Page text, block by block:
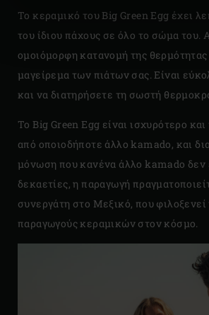
Το κεραμικό του Big Green Egg έχει
του ίδιου πάχους σε όλο το σώμα του.
ομοιόμορφη κατανομή της θερμότητας
μαγείρεμα των πιάτων σας. Είναι
και να διατηρήσετε τη σωστή
Το Big Green Egg είναι ισχυρότερο
από οποιοδήποτε άλλο kamado, και
μόνωση που κανένα άλλο kamado δεν
δεκαετίες, η παραγωγή
συνεργάτη στο Μεξικό, που
παραγωγούς κεραμικών στον κόσμο.